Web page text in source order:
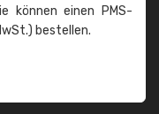
können einen PMS-
bestellen.